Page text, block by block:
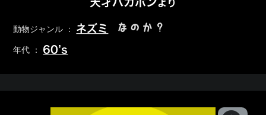
天才バカボンより
動物ジャンル ： ネズミ なのか？
年代 ： 60’s